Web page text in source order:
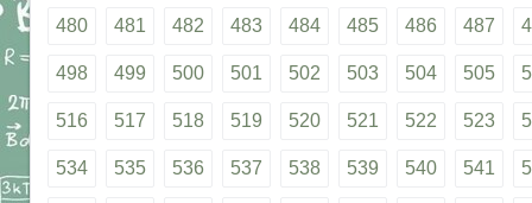
480 481 482 483 484 485 486 487
498 499 500 501 502 503 504 505
516 517 518 519 520 521 522 523
534 535 536 537 538 539 540 541